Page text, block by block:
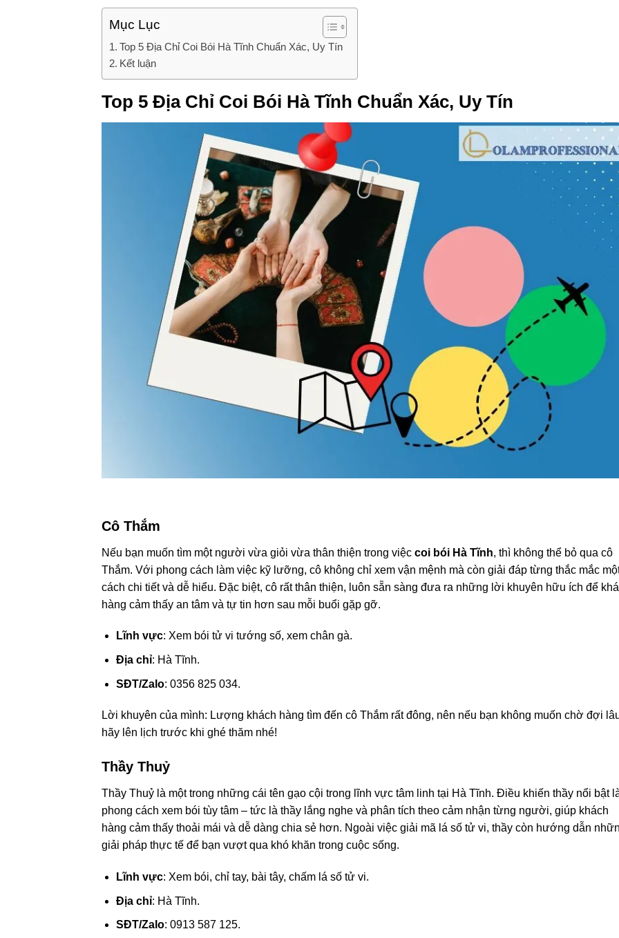
Mục Lục
Top 5 Địa Chỉ Coi Bói Hà Tĩnh Chuẩn Xác, Uy Tín
Kết luận
Top 5 Địa Chỉ Coi Bói Hà Tĩnh Chuẩn Xác, Uy Tín
Cô Thắm
Nếu bạn muốn tìm một người vừa giỏi vừa thân thiện trong việc coi bói Hà Tĩnh, thì không thể bỏ qua cô
Thắm. Với phong cách làm việc kỹ lưỡng, cô không chỉ xem vận mệnh mà còn giải đáp từng thắc mắc
cách chi tiết và dễ hiểu. Đặc biệt, cô rất thân thiện, luôn sẵn sàng đưa ra những lời khuyên hữu ích để
hàng cảm thấy an tâm và tự tin hơn sau mỗi buổi gặp gỡ.
Lĩnh vực: Xem bói tử vi tướng số, xem chân gà.
Địa chỉ: Hà Tĩnh.
SĐT/Zalo: 0356 825 034.
Lời khuyên của mình: Lượng khách hàng tìm đến cô Thắm rất đông, nên nếu bạn không muốn chờ đợi
hãy lên lịch trước khi ghé thăm nhé!
Thầy Thuỷ
Thầy Thuỷ là một trong những cái tên gạo cội trong lĩnh vực tâm linh tại Hà Tĩnh. Điều khiến thầy nổi bật
phong cách xem bói tùy tâm – tức là thầy lắng nghe và phân tích theo cảm nhận từng người, giúp khách
hàng cảm thấy thoải mái và dễ dàng chia sẻ hơn. Ngoài việc giải mã lá số tử vi, thầy còn hướng dẫn
giải pháp thực tế để bạn vượt qua khó khăn trong cuộc sống.
Lĩnh vực: Xem bói, chỉ tay, bài tây, chấm lá số tử vi.
Địa chỉ: Hà Tĩnh.
SĐT/Zalo: 0913 587 125.